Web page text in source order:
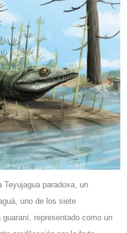
Teyujagua paradoxa, un
uno de los siete
representado como un